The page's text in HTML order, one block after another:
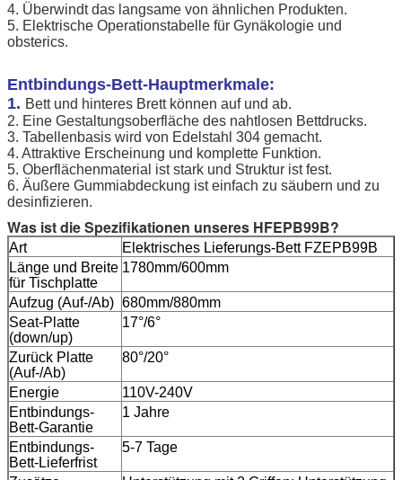
4. Überwindt das langsame von ähnlichen Produkten.
5. Elektrische Operationstabelle für Gynäkologie und
obsterics.
Entbindungs-Bett-Hauptmerkmale:
1. Bett und hinteres Brett können auf und ab.
2. Eine Gestaltungsoberfläche des nahtlosen Bettdrucks.
3. Tabellenbasis wird von Edelstahl 304 gemacht.
4. Attraktive Erscheinung und komplette Funktion.
5. Oberflächenmaterial ist stark und Struktur ist fest.
6. Äußere Gummiabdeckung ist einfach zu säubern und zu
desinfizieren.
Was ist die Spezifikationen unseres HFEPB99B?
Art
Elektrisches Lieferungs-Bett FZEPB99B
Länge und Breite
für Tischplatte
1780mm/600mm
Aufzug (Auf-/Ab) 680mm/880mm
Seat-Platte
(down/up)
17°/6°
Zurück Platte
(Auf-/Ab)
80°/20°
Energie
110V-240V
Entbindungs-
Bett-Garantie
1 Jahre
Entbindungs-
Bett-Lieferfrist
5-7 Tage